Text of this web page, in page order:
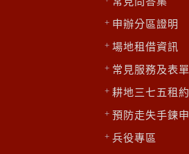
申辦分區證明
場地租借資訊
常見服務及表
耕地三七五租約
預防走失手鍊
兵役專區